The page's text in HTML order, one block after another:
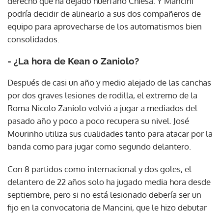
podría decidir de alinearlo a sus dos compañeros de
equipo para aprovecharse de los automatismos bien
consolidados.
- ¿La hora de Kean o Zaniolo?
Después de casi un año y medio alejado de las canchas
por dos graves lesiones de rodilla, el extremo de la
Roma Nicolo Zaniolo volvió a jugar a mediados del
pasado año y poco a poco recupera su nivel. José
Mourinho utiliza sus cualidades tanto para atacar por la
banda como para jugar como segundo delantero.
Con 8 partidos como internacional y dos goles, el
delantero de 22 años solo ha jugado media hora desde
septiembre, pero si no está lesionado debería ser un
fijo en la convocatoria de Mancini, que le hizo debutar